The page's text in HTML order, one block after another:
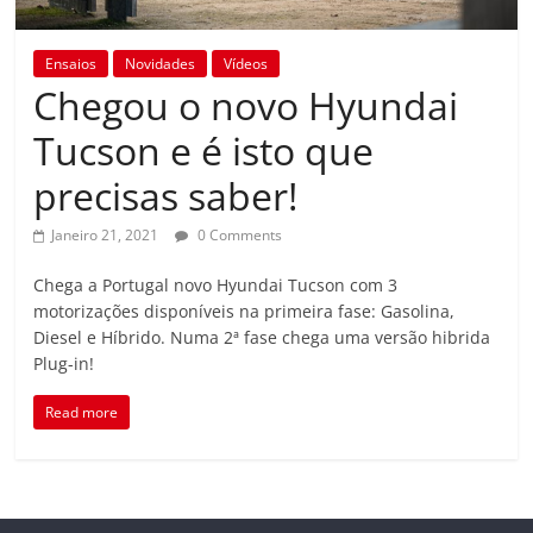
Ensaios Novidades Vídeos
Chegou o novo Hyundai
Tucson e é isto que
precisas saber!
Janeiro 21, 2021 0 Comments
Chega a Portugal novo Hyundai Tucson com 3
motorizações disponíveis na primeira fase: Gasolina,
Diesel e Híbrido. Numa 2ª fase chega uma versão hibrida
Plug-in!
Read more